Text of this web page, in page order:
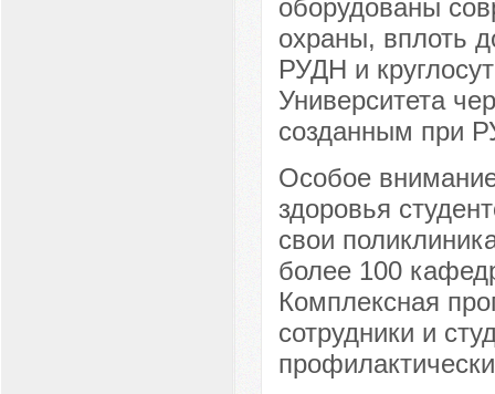
оборудованы
охраны, вплоть
РУДН и
Университета
созданным при
Особое
здоровья
свои
более 100
Комплексная
сотрудники и